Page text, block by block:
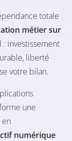
totale
métier sur
: investissement
liberté
votre bilan.
une
numérique